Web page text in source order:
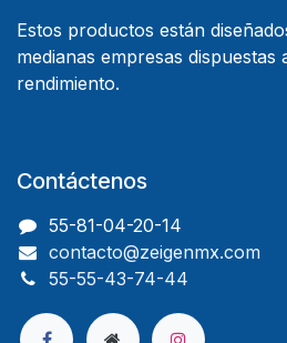
Estos productos están
medianas empresas dispuestas
rendimiento.
Contáctenos
55-81-04-20-14
contacto@zeigenmx.com
55-55-43-74-44